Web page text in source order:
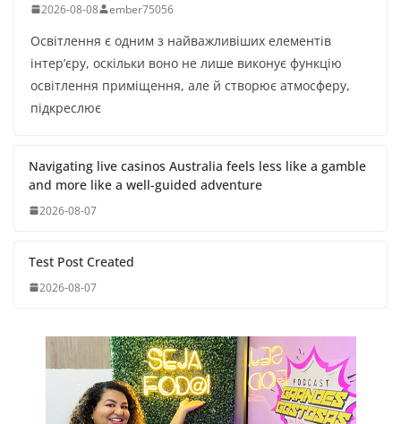
2026-08-08 ember75056
Освітлення є одним з найважливіших елементів
інтер’єру, оскільки воно не лише виконує функцію
освітлення приміщення, але й створює атмосферу,
підкреслює
Navigating live casinos Australia feels less like a gamble
and more like a well-guided adventure
2026-08-07
Test Post Created
2026-08-07